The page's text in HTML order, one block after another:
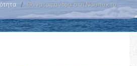
Θάνατος άνδρα στη Ναύπακτο …